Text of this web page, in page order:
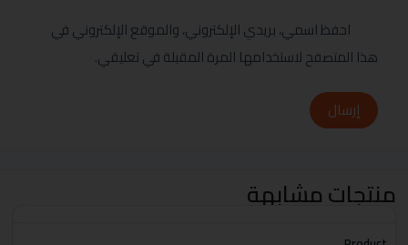
احفظ اسمي، بريدي الإلكتروني، والموقع الإلكتروني في
هذا المتصفح لاستخدامها المرة المقبلة في تعليقي.
إرسال
منتجات مشابهة